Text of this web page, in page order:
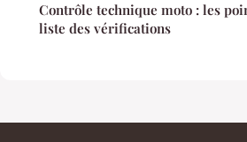
Contrôle technique moto : les
liste des vérifications